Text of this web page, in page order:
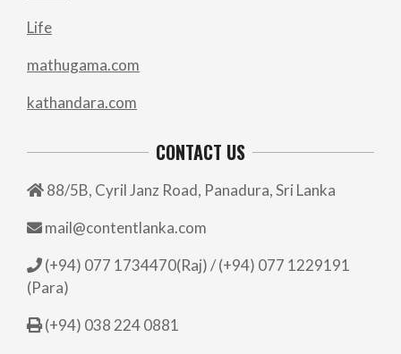
Life
mathugama.com
kathandara.com
CONTACT US
88/5B, Cyril Janz Road, Panadura, Sri Lanka
mail@contentlanka.com
(+94) 077 1734470(Raj) / (+94) 077 1229191
(Para)
(+94) 038 224 0881